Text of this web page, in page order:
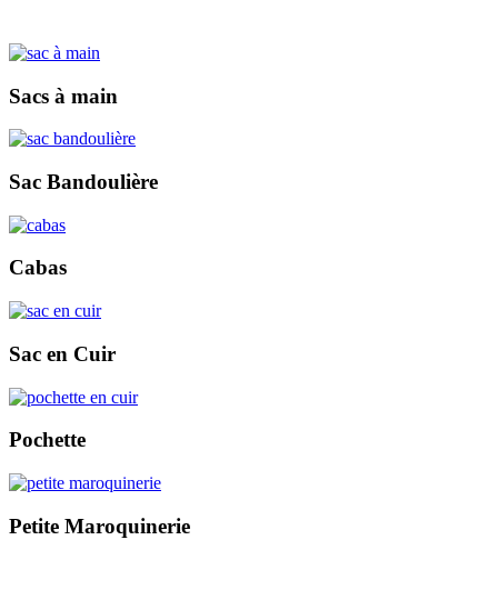
Sacs à main
Sac Bandoulière
Cabas
Sac en Cuir
Pochette
Petite Maroquinerie